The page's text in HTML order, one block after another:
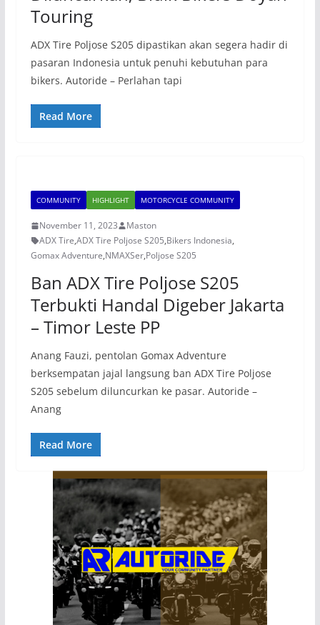
Touring
ADX Tire Poljose S205 dipastikan akan segera hadir di
pasaran Indonesia untuk penuhi kebutuhan para
bikers. Autoride – Perlahan tapi
Read More
COMMUNITY HIGHLIGHT MOTORCYCLE COMMUNITY
November 11, 2023
Maston
ADX Tire,ADX Tire Poljose S205,Bikers Indonesia,
Gomax Adventure,NMAXSer,Poljose S205
Ban ADX Tire Poljose S205
Terbukti Handal Digeber Jakarta
– Timor Leste PP
Anang Fauzi, pentolan Gomax Adventure
berksempatan jajal langsung ban ADX Tire Poljose
S205 sebelum diluncurkan ke pasar. Autoride –
Anang
Read More